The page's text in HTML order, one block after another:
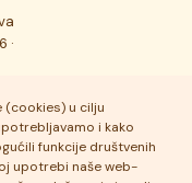
(cookies) u cilju
i kako
funkcije društvenih
upotrebi naše web-
·